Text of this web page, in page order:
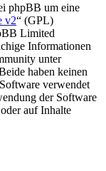
phpBB um eine
v2“ (GPL)
Limited
Informationen
unter
haben keinen
verwendet
der Software
auf Inhalte